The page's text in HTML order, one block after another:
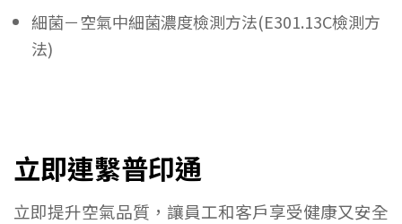
細菌－空氣中細菌濃度檢測方法(E301.13C檢測方
法)
立即連繫普印通
立即提升空氣品質，讓員工和客戶享受健康又安全